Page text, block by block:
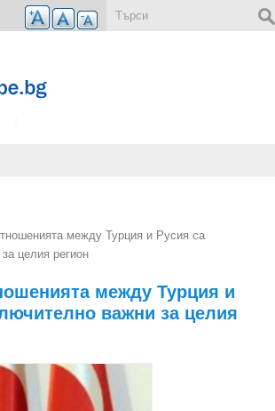
съдържание
между Турция и Русия са
целия регион
между Турция и
важни за целия